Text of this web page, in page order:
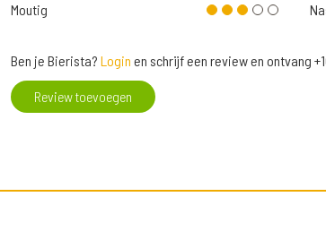
Moutig
Ben je Bierista? Login en schrijf een review en ontvang
Review toevoegen